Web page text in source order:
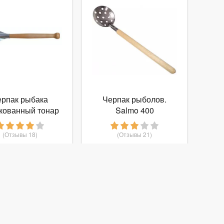
рыбака
тонар
(Отзывы 18)
Черпак рыболов.
Salmo 400
(Отзывы 21)